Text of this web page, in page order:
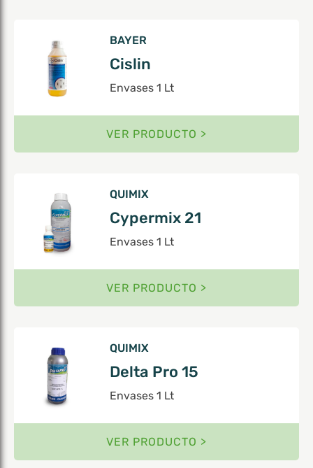
BAYER
Cislin
Envases 1 Lt
VER PRODUCTO >
QUIMIX
Cypermix 21
Envases 1 Lt
VER PRODUCTO >
QUIMIX
Delta Pro 15
Envases 1 Lt
VER PRODUCTO >